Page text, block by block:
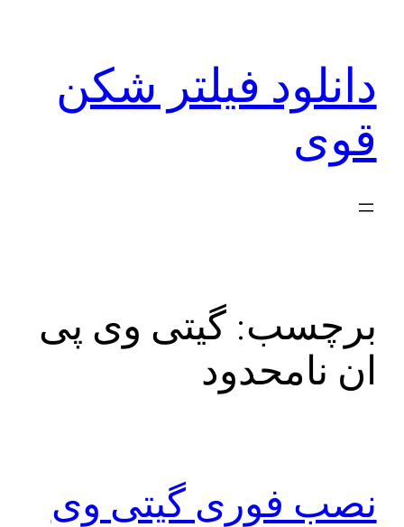
دانلود فیلتر شکن
قوی
برچسب:گیتی وی پی
ان نامحدود
نصب فوری گیتی وی